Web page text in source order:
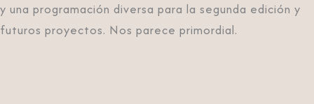
y una programación diversa para la segunda edición y
futuros proyectos. Nos parece primordial.